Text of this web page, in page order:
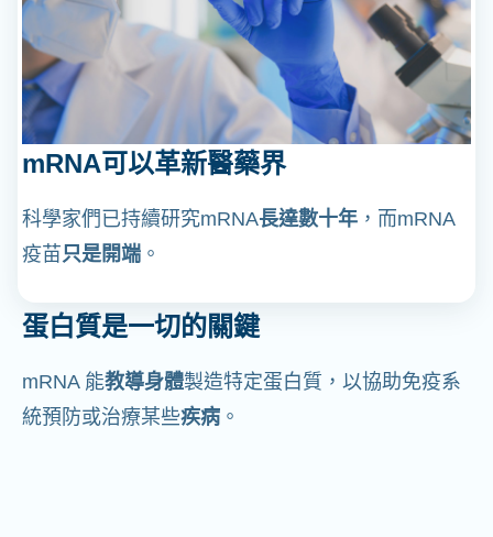
mRNA可以革新醫藥界
科學家們已持續研究mRNA長達數十年 ，而mRNA
疫苗只是開端 。
蛋白質是一切的關鍵
mRNA 能教導身體製造特定蛋白質，以協助免疫系
統預防或治療某些疾病 。